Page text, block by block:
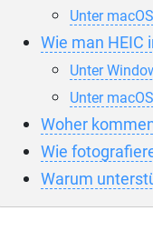
Unter macOS
Wie man HEIC
Unter
Unter macOS
Woher
Wie
Warum